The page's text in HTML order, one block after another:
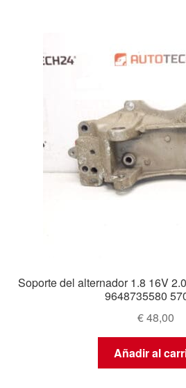
Soporte del alternador 1.8 16V
9648735580
€48,00
Añadir al